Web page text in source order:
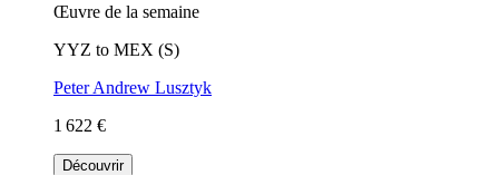
Œuvre de la semaine
YYZ to MEX (S)
Peter Andrew Lusztyk
1 622 €
Découvrir